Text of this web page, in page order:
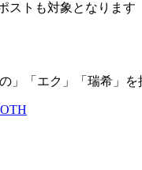
ストも対象となります
」「エク」「瑞希」